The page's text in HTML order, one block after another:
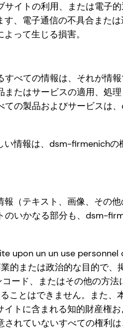
イトの利用、または電子
、電子通信の不具合また
って生じる損害。
べての情報は、それが情
たはサービスの適用、処
ての製品およびサービスは
い情報は、dsm-firmenichの
（テキスト、画像、その
のいかなる部分も、dsm-
upon un un use personnel
または政治的な目的で、
ード、またはその他の方法
ことはできません。また、
トに含まれる知的財産権
れていないすべての権利